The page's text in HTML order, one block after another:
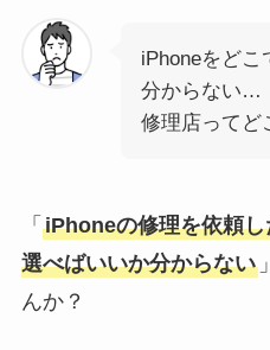
iPhoneをど
分からない…
修理店ってど
「 iPhoneの修理を依頼
選べばいいか分からない
んか？